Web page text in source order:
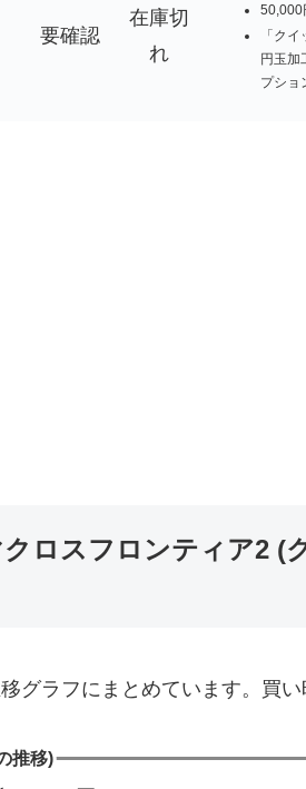
要確認
在庫切
れ
50,000
「ク
円玉加
プショ
クロスフロンティア2 (
グラフにまとめています。買い
推移)